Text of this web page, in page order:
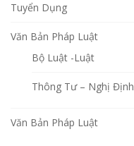
Tuyển Dụng
Văn Bản Pháp Luật
Bộ Luật -Luật
Thông Tư – Nghị Định
Văn Bản Pháp Luật